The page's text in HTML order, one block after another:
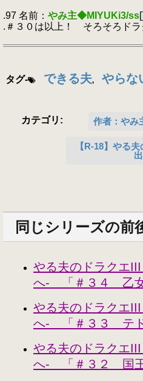
.97 名前： やみ主◆MIYUKi3/ss
.＃３０は以上！ そろそろドラ
タグ- できる夫, やらな
作者：や
【R-18】やる
カテゴリ:
同じシリーズの前
やる夫のドラクエ
へ- 「＃３４ 乙女
やる夫のドラクエ
へ- 「＃３３ テド
やる夫のドラクエ
へ- 「＃３２ 国王